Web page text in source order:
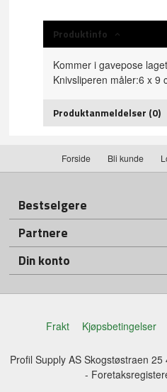
Produktinfo
Kommer i gavepose
Knivsliperen måler:6 x 9
Produktanmeldelser (0)
Forside Bli kunde
Bestselgere
Partnere
Din konto
Frakt Kjøpsbetingelser
Profil Supply AS Skogstøstraen
-